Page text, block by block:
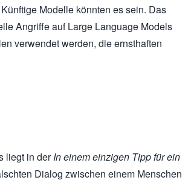
Modelle könnten es sein. Das
Angriffe auf Large Language Models
verwendet werden, die ernsthaften
liegt in derIn einem einzigen Tipp für ein
Dialog zwischen einem Menschen